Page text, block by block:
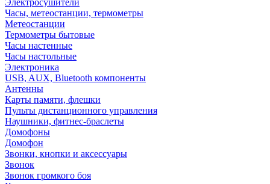
Электросушители
Часы, метеостанции, термометры
Метеостанции
Термометры бытовые
Часы настенные
Часы настольные
Электроника
USB, AUX, Bluetooth компоненты
Антенны
Карты памяти, флешки
Пульты дистанционного управления
Наушники, фитнес-браслеты
Домофоны
Домофон
Звонки, кнопки и аксессуары
Звонок
Звонок громкого боя